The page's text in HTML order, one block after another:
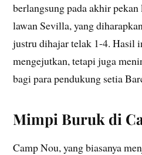
berlangsung pada akhir
lawan Sevilla, yang
justru dihajar telak 1-4. Hasil
mengejutkan, tetapi juga
bagi para pendukung setia
Mimpi Buruk di
Camp Nou, yang biasanya